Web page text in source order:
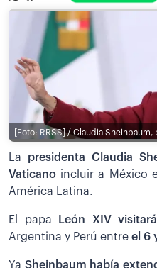
[Foto: RRSS] / Claudia
La presidenta Claudia
Vaticano incluir a México
América Latina.
El papa León XIV
Argentina y Perú entre el 6
Ya Sheinbaum había